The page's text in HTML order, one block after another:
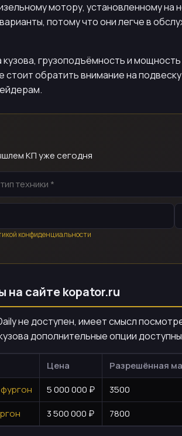
мотору, установленному
потому что они легче в
грузоподъёмность и
обратить внимание на
КП уже сегодня
конфиденциальности
на сайте kopator.ru
не доступен, имеет смысл
дополнительные опции
Цена Разрешённая
5 000 000 ₽ 3500
3 500 000 ₽ 7800